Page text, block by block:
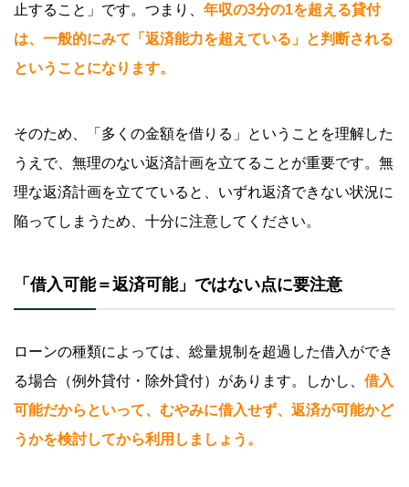
止すること」です。つまり、 年収の3分の1を超える貸付
は、一般的にみて「返済能力を超えている」と判断される
ということになります。
そのため、「多くの金額を借りる」ということを理解した
うえで、無理のない返済計画を立てることが重要です。無
理な返済計画を立てていると、いずれ返済できない状況に
陥ってしまうため、十分に注意してください。
「借入可能＝返済可能」ではない点に要注意
ローンの種類によっては、総量規制を超過した借入ができ
る場合（例外貸付・除外貸付）があります。しかし、 借入
可能だからといって、むやみに借入せず、返済が可能かど
うかを検討してから利用しましょう。